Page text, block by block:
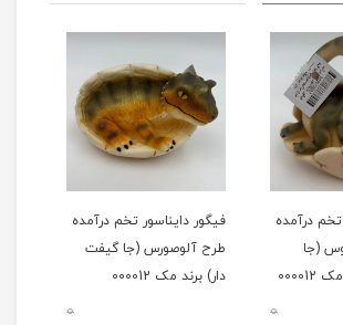
تخم درآمده
(جا
0
فیگور دایناسور تخم درآمده
طرح آلوصورس (جا گیفت
دار) برند مک 000012
0